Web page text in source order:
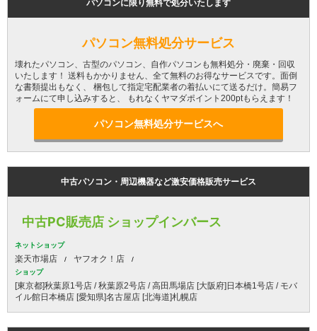
パソコンに限り無料で処分いたします
パソコン無料処分サービス
壊れたパソコン、古型のパソコン、自作パソコンも無料処分・廃棄・回収
いたします！ 送料もかかりません、全て無料のお得なサービスです。面倒
な書類提出もなく、 梱包して指定宅配業者の着払いにて送るだけ。簡易フ
ォームにて申し込みすると、 もれなくヤマダポイント200ptもらえます！
パソコン無料処分サービスへ
中古パソコン・周辺機器など激安価格販売サービス
中古PC販売店 ショップインバース
ネットショップ
楽天市場店 ヤフオク！店
ショップ
[東京都]秋葉原1号店 / 秋葉原2号店 / 高田馬場店 [大阪府]日本橋1号店 / モバ
イル館日本橋店 [愛知県]名古屋店 [北海道]札幌店